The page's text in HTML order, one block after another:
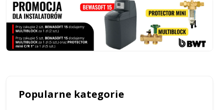
Popularne kategorie